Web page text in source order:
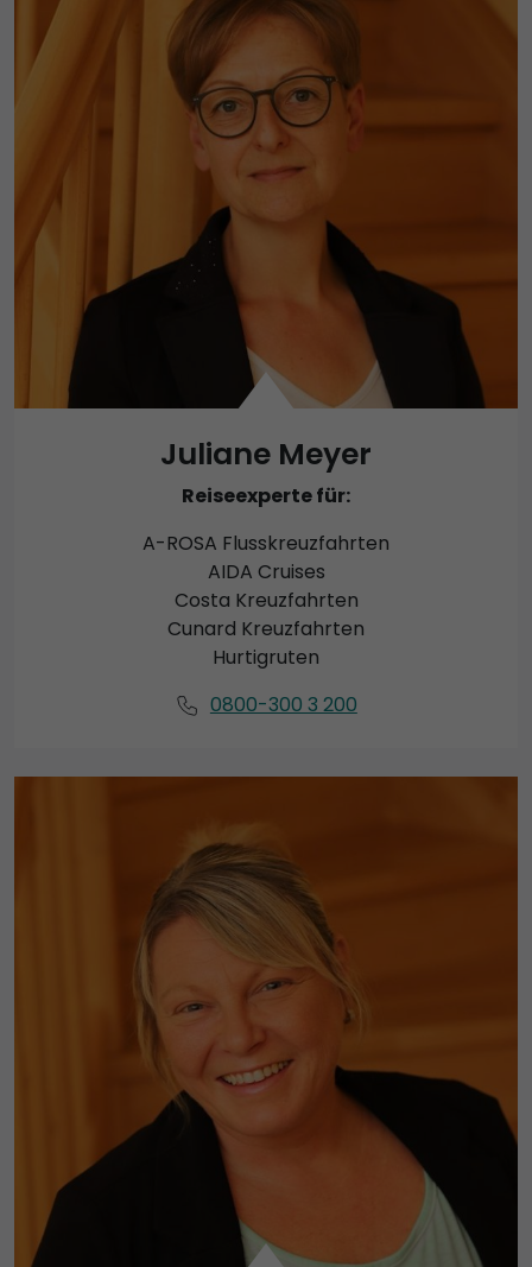
Juliane Meyer
Reiseexperte für:
A-ROSA Flusskreuzfahrten
AIDA Cruises
Costa Kreuzfahrten
Cunard Kreuzfahrten
Hurtigruten
0800-300 3 200